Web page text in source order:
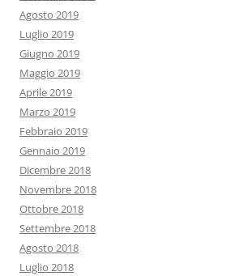
Agosto 2019
Luglio 2019
Giugno 2019
Maggio 2019
Aprile 2019
Marzo 2019
Febbraio 2019
Gennaio 2019
Dicembre 2018
Novembre 2018
Ottobre 2018
Settembre 2018
Agosto 2018
Luglio 2018